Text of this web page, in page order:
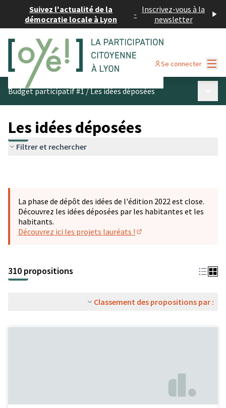
Suivez l'actualité de la
démocratie locale à Lyon
- Inscrivez-vous à la
newsletter
Se connecter
Budget participatif #1/Les idées déposées
Les idées déposées
Filtrer et rechercher
La phase de dépôt des idées de l'édition 2022 est close.
Découvrez les idées déposées par les habitantes et les
habitants.
Découvrez ici les projets lauréats !
310 propositions
Classement des propositions par :